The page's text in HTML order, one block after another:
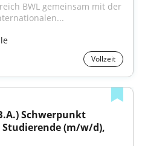
BWL gemeinsam mit der
Vollzeit
Schwerpunkt
(m/w/d),